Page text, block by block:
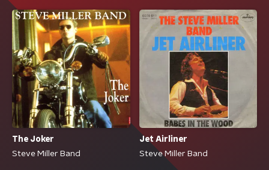
The Joker
Steve Miller Band
Jet Airliner
Steve Miller Band